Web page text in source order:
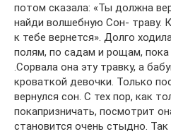
потом сказала: «Ты должна
найди волшебную Сон- траву.
к тебе вернется». Долго
полям, по садам и рощам,
.Сорвала она эту травку, а
кроваткой девочки. Только
вернулся сон. С тех пор, как
покапризничать, посмотрит
становится очень стыдно.